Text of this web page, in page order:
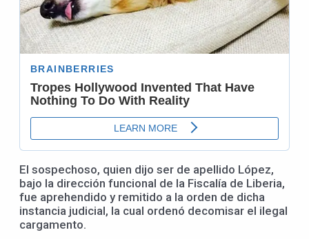
El sospechoso, quien dijo ser de apellido López,
bajo la dirección funcional de la Fiscalía de Liberia,
fue aprehendido y remitido a la orden de dicha
instancia judicial, la cual ordenó decomisar el ilegal
cargamento.